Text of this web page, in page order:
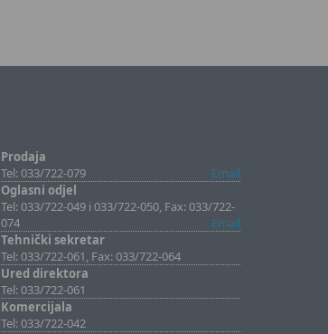
Prodaja
Tel: 033/722-079
Email
Oglasni odjel
Tel: 033/722-049 i 033/722-050, Fax: 033/722-
074
Email
Tehnički sekretar
Tel: 033/722-061, Fax: 033/722-064
Ured direktora
Tel: 033/722-061
Komercijala
Tel: 033/722-042